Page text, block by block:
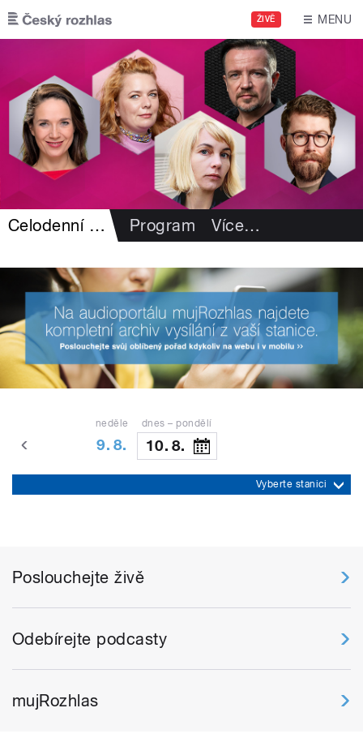
Přejít k hlavnímu obsahu
ŽIVĚ MENU
Celodenní záznamy Program Více…
neděle
9. 8.
dnes – pondělí
10. 8.
Vyberte stanici
Poslouchejte živě
Odebírejte podcasty
mujRozhlas